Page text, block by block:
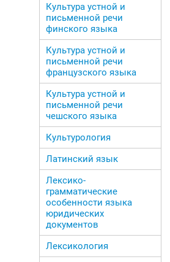
Культура устной и
письменной речи
финского языка
Культура устной и
письменной речи
французского языка
Культура устной и
письменной речи
чешского языка
Культурология
Латинский язык
Лексико-
грамматические
особенности языка
юридических
документов
Лексикология